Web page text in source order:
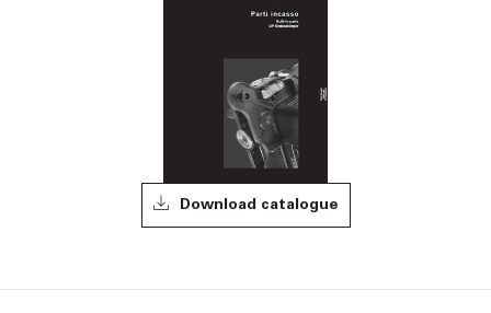
Download catalogue